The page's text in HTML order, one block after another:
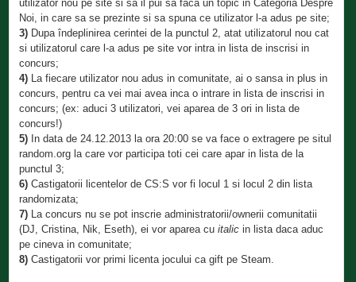
utilizator nou pe site si sa il pui sa faca un topic in Categoria Despre
Noi, in care sa se prezinte si sa spuna ce utilizator l-a adus pe site;
3) Dupa îndeplinirea cerintei de la punctul 2, atat utilizatorul nou cat
si utilizatorul care l-a adus pe site vor intra in lista de inscrisi in
concurs;
4) La fiecare utilizator nou adus in comunitate, ai o sansa in plus in
concurs, pentru ca vei mai avea inca o intrare in lista de inscrisi in
concurs; (ex: aduci 3 utilizatori, vei aparea de 3 ori in lista de
concurs!)
5) In data de 24.12.2013 la ora 20:00 se va face o extragere pe situl
random.org la care vor participa toti cei care apar in lista de la
punctul 3;
6) Castigatorii licentelor de CS:S vor fi locul 1 si locul 2 din lista
randomizata;
7) La concurs nu se pot inscrie administratorii/ownerii comunitatii
(DJ, Cristina, Nik, Eseth), ei vor aparea cuitalic in lista daca aduc
pe cineva in comunitate;
8) Castigatorii vor primi licenta jocului ca gift pe Steam.